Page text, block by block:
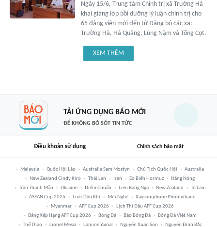
Ngày 15/6, Trung tâm Chính trị xã Trường Hà
khai giảng lớp bồi dưỡng lý luận chính trị cho
65 đảng viên mới đến từ Đảng bộ các xã:
Trường Hà, Hà Quảng, Lũng Nặm và Tổng Cọt.
XEM THÊM
TẢI ỨNG DỤNG BÁO MỚI
ĐỂ KHÔNG BỎ SÓT TIN TỨC
Điều khoản sử dụng Chính sách bảo mật
Malaysia Quốc Hội Lào Australia Sam Mostyn Chủ Tịch Quốc Hội
Australia
New Zealand Cindy Kiro
Thái Lan Iran Eo Biển Hormuz
Nắng Nóng
Trần Thanh Mẫn
Ukraine Điểm Chuẩn Liên Bang Nga New Zealand
Tô Lâm
ASEAN Cup 2026
Luật Dầu Khí Mũi Nghê
Xaysomphone Phomvihane
Myanmar
AFF Cup 2026
Lịch Thi Đấu AFF Cup 2026
Bảng Xếp Hạng AFF Cup 2026
Bóng Đá Báo Bóng Đá
Bóng Đá Việt Nam
Thể Thao
Lionel Messi Lamine Yamal Nguyễn Xuân Son Nguyễn Đình Bắc